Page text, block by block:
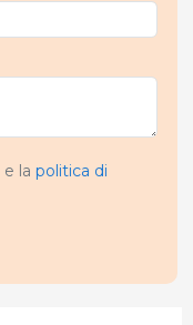
e la politica di